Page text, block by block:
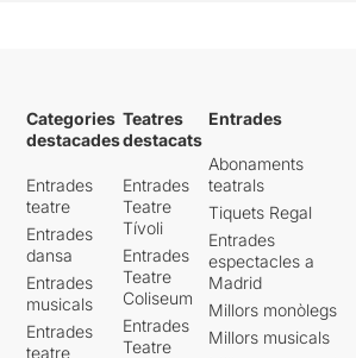
Categories
destacades
Entrades
teatre
Entrades
dansa
Entrades
musicals
Entrades
teatre
Teatres
destacats
Entrades
Teatre
Tívoli
Entrades
Teatre
Coliseum
Entrades
Teatre
Entrades
Abonaments
teatrals
Tiquets Regal
Entrades
espectacles a
Madrid
Millors monòlegs
Millors musicals